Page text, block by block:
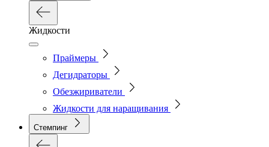
Жидкости
Праймеры
Дегидраторы
Обезжириватели
Жидкости для наращивания
Стемпинг